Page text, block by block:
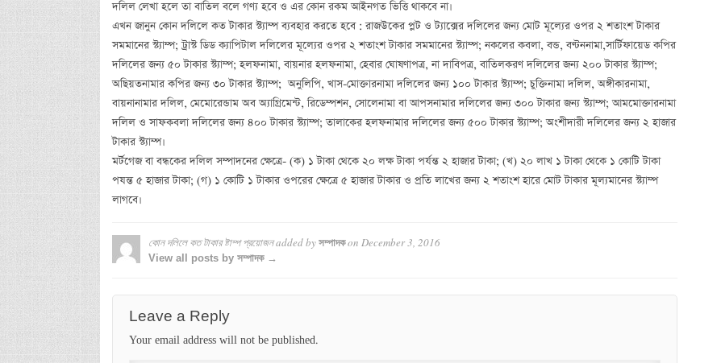
দলিল লেখা হলে তা বাতিল বলে গণ্য হবে ও এর কোন রকম আইনগত ভিত্তি থাকবে না।
এখন জানুন কোন দলিলে কত টাকার স্ট্যাম্প ব্যবহার করতে হবে : রাজউকের প্লট ও ট্যাক্সের দলিলের জন্য মোট মূল্যের ওপর ২ শতাংশ টাকার
সমমানের স্ট্যাম্প; ট্রাস্ট ডিড ক্যাপিটাল দলিলের মূল্যের ওপর ২ শতাংশ টাকার সমমানের স্ট্যাম্প; নকলের কবলা, বন্ড, বণ্টননামা,সার্টিফায়েড কপির
দলিলের জন্য ৫০ টাকার স্ট্যাম্প; হলফনামা, বায়নার হলফনামা, হেবার ঘোষণাপত্র, না দাবিপত্র, বাতিলকরণ দলিলের জন্য ২০০ টাকার স্ট্যাম্প;
অছিয়তনামার কপির জন্য ৩০ টাকার স্ট্যাম্প; অনুলিপি, খাস-মোক্তারনামা দলিলের জন্য ১০০ টাকার স্ট্যাম্প; চুক্তিনামা দলিল, অঙ্গীকারনামা,
বায়নানামার দলিল, মেমোরেন্ডাম অব অ্যাগ্রিমেন্ট, রিডেম্পশন, সোলেনামা বা আপসনামার দলিলের জন্য ৩০০ টাকার জন্য স্ট্যাম্প; আমমোক্তারনামা
দলিল ও সাফকবলা দলিলের জন্য ৪০০ টাকার স্ট্যাম্প; তালাকের হলফনামার দলিলের জন্য ৫০০ টাকার স্ট্যাম্প; অংশীদারী দলিলের জন্য ২ হাজার
টাকার স্ট্যাম্প।
মর্টগেজ বা বন্ধকের দলিল সম্পাদনের ক্ষেত্রে- (ক) ১ টাকা থেকে ২০ লক্ষ টাকা পর্যন্ত ২ হাজার টাকা; (খ) ২০ লাখ ১ টাকা থেকে ১ কোটি টাকা
পযন্ত ৫ হাজার টাকা; (গ) ১ কোটি ১ টাকার ওপরের ক্ষেত্রে ৫ হাজার টাকার ও প্রতি লাখের জন্য ২ শতাংশ হারে মোট টাকার মূল্যমানের স্ট্যাম্প
লাগবে।
কোন দলিলে কত টাকার ষ্টাম্প প্রয়োজনadded by সম্পাদকon December 3, 2016
View all posts by সম্পাদক →
Leave a Reply
Your email address will not be published.